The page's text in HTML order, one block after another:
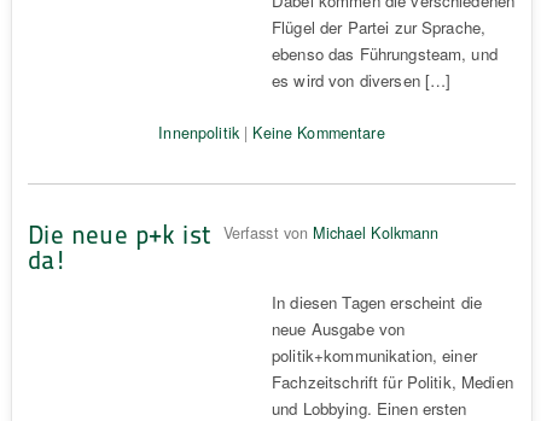
Flügel der Partei zur Sprache,
ebenso das Führungsteam, und
es wird von diversen […]
Innenpolitik| Keine Kommentare
Die neue p+k ist
da!
Verfasst von Michael Kolkmann
In diesen Tagen erscheint die
neue Ausgabe von
politik+kommunikation, einer
Fachzeitschrift für Politik, Medien
und Lobbying. Einen ersten